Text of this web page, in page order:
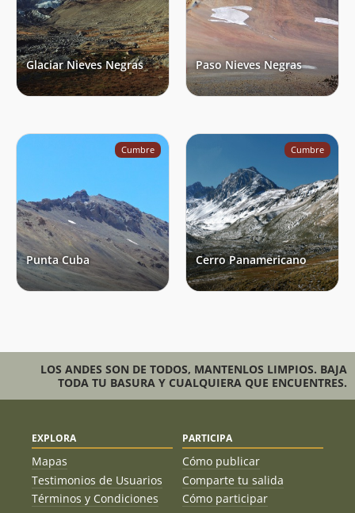
Glaciar Nieves Negras Paso Nieves Negras
Cumbre
Punta Cuba
Cumbre
Cerro Panamericano
LOS ANDES SON DE TODOS, MANTENLOS LIMPIOS. BAJA
TODA TU BASURA Y CUALQUIERA QUE ENCUENTRES.
EXPLORA
Mapas
Testimonios de Usuarios
Términos y Condiciones
PARTICIPA
Cómo publicar
Comparte tu salida
Cómo participar